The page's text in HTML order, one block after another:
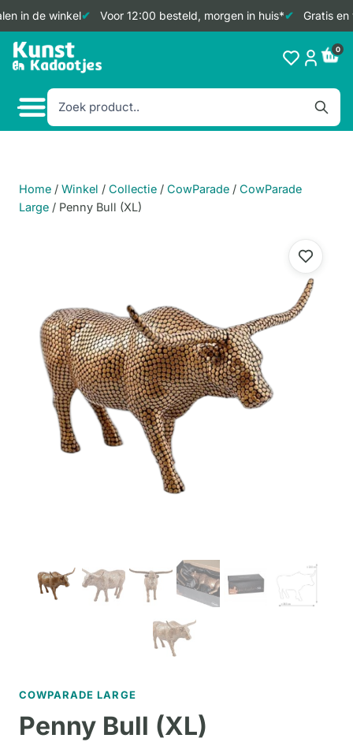
in de winkel Voor 12:00 besteld, morgen in huis* Gratis en
Doorgaan
naar
0
Home / Winkel / Collectie / CowParade / CowParade
Large / Penny Bull (XL)
COWPARADE LARGE
Penny Bull (XL)